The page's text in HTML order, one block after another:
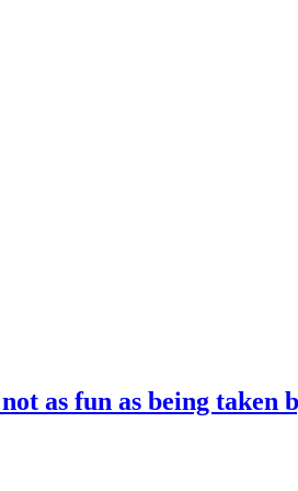
as fun as being taken